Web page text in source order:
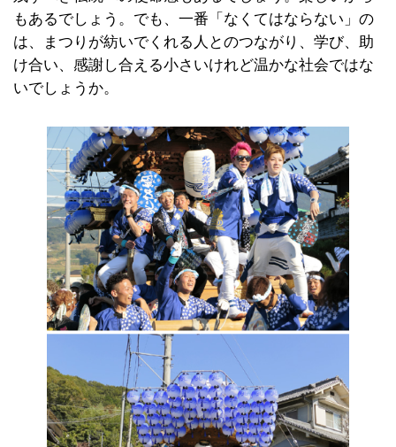
もあるでしょう。でも、一番「なくてはならない」の
は、まつりが紡いでくれる人とのつながり、学び、助
け合い、感謝し合える小さいけれど温かな社会ではな
いでしょうか。